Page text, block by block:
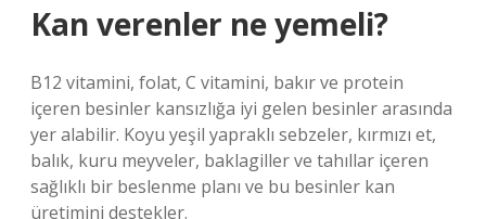
Kan verenler ne yemeli?
B12 vitamini, folat, C vitamini, bakır ve protein
içeren besinler kansızlığa iyi gelen besinler arasında
yer alabilir. Koyu yeşil yapraklı sebzeler, kırmızı et,
balık, kuru meyveler, baklagiller ve tahıllar içeren
sağlıklı bir beslenme planı ve bu besinler kan
üretimini destekler.